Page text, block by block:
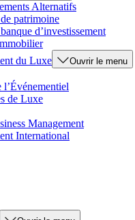
Alternatifs
patrimoine
d’investissement
du Luxe
Ouvrir le menu
de Luxe
Management
International